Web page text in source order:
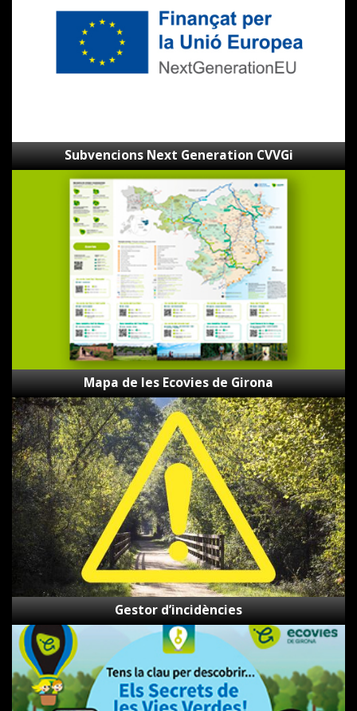
Subvencions Next Generation CVVGi
Mapa de les Ecovies de Girona
Gestor
d’incidències
Gestor d’incidències
Els
Secrets
de
les
Vies
Verdes